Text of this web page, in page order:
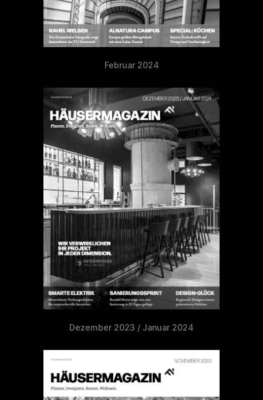
Februar 2024
Dezember 2023 / Januar 2024